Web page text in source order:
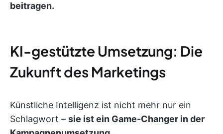
beitragen.
KI-gestützte Umsetzung: Die
Zukunft des Marketings
Künstliche Intelligenz ist nicht mehr nur ein
Schlagwort – sie ist ein Game-Changer in der